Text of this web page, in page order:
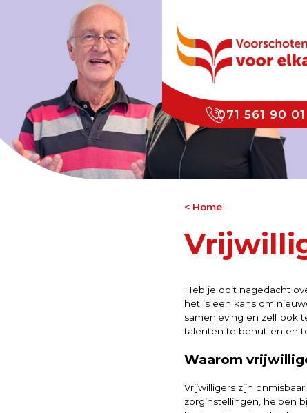
071 561 90 01
Home
Heb je ooit nagedacht
het is een kans om
samenleving en zelf ook
talenten te benutten en
Waarom
Vrijwilligers zijn
zorginstellingen, helpen